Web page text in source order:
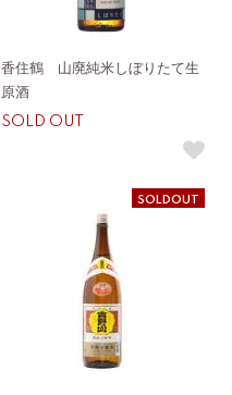
香住鶴 山廃純米しぼりたて生
原酒
SOLD OUT
SOLDOUT